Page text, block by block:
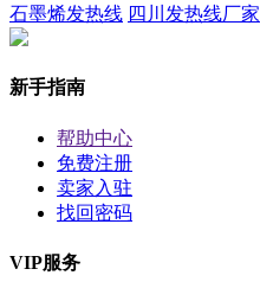
石墨烯发热线 四川发热线厂家
新手指南
帮助中心
免费注册
卖家入驻
找回密码
VIP服务